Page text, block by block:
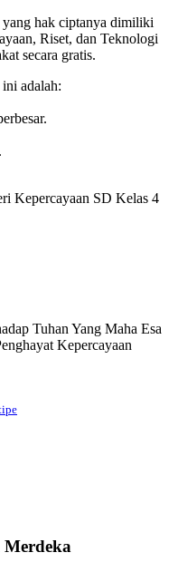
hak ciptanya dimiliki
Riset, dan Teknologi
secara gratis.
adalah:
Kepercayaan SD Kelas 4
Tuhan Yang Maha Esa
Kepercayaan